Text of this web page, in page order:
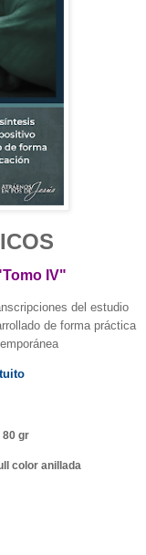
IV"
del estudio
de forma práctica
80 gr
color anillada